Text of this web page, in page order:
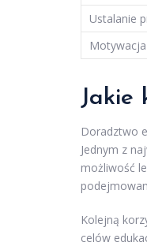
Ustalanie
Jakie
Doradztwo
Jednym z
możliwość
Kolejną
celów